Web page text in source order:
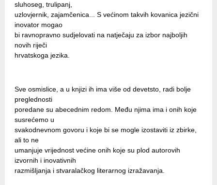
sluhoseg, trulipanj,
uzlovjernik, zajamčenica... S većinom takvih kovanica jezični
inovator mogao
bi ravnopravno sudjelovati na natječaju za izbor najboljih
novih riječi
hrvatskoga jezika.
Sve osmislice, a u knjizi ih ima više od devetsto, radi bolje
preglednosti
poredane su abecednim redom. Među njima ima i onih koje
susrećemo u
svakodnevnom govoru i koje bi se mogle izostaviti iz zbirke,
ali to ne
umanjuje vrijednost većine onih koje su plod autorovih
izvornih i inovativnih
razmišljanja i stvaralačkog literarnog izražavanja.